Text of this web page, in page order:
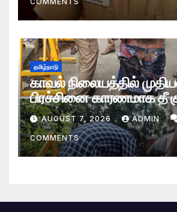
தமிழ்நாடு
காவல் நிலையத்தில்
பிரச்சினை காரணமாக தீ
தற்கொலை முயற்சி
AUGUST 7, 2026 ADMIN
COMMENTS